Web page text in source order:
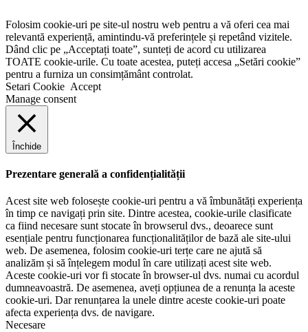
Folosim cookie-uri pe site-ul nostru web pentru a vă oferi cea mai
relevantă experiență, amintindu-vă preferințele și repetând vizitele.
Dând clic pe „Acceptați toate”, sunteți de acord cu utilizarea
TOATE cookie-urile. Cu toate acestea, puteți accesa „Setări cookie”
pentru a furniza un consimțământ controlat.
Setari Cookie Accept
Manage consent
Închide
Prezentare generală a confidențialității
Acest site web folosește cookie-uri pentru a vă îmbunătăți experiența
în timp ce navigați prin site. Dintre acestea, cookie-urile clasificate
ca fiind necesare sunt stocate în browserul dvs., deoarece sunt
esențiale pentru funcționarea funcționalităților de bază ale site-ului
web. De asemenea, folosim cookie-uri terțe care ne ajută să
analizăm și să înțelegem modul în care utilizați acest site web.
Aceste cookie-uri vor fi stocate în browser-ul dvs. numai cu acordul
dumneavoastră. De asemenea, aveți opțiunea de a renunța la aceste
cookie-uri. Dar renunțarea la unele dintre aceste cookie-uri poate
afecta experiența dvs. de navigare.
Necesare